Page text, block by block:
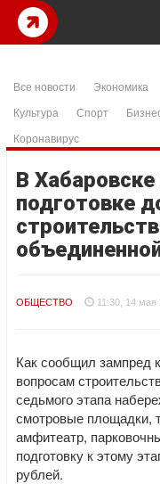
Все новости Экономика
Культура
Спорт
Коронавирус
В
подготовке
ОБЩЕСТВО 11:30, 14 мая
Как сообщил зампред
вопросам
седьмого этапа
смотровые площадки,
амфитеатр,
подготовку к этому
рублей.